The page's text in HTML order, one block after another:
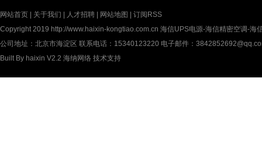
网站首页 关于我们 人才招聘 网站地图
订阅RSS
Copyright 2019 http://www.haixin-kongtiao.com.cn 海信UPS电源-海信精密空调-海
公司地址：北京市海淀区 联系电话：15340123220 电子邮件：
Built By haixin V2.2 海纳网络 技术支持